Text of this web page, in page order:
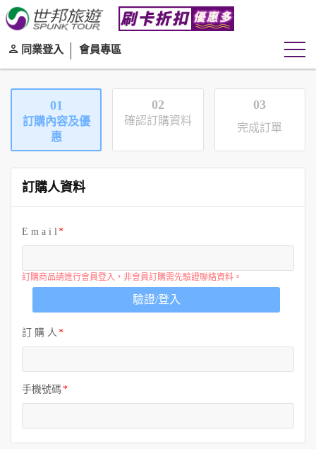
同業登入 會員專區
01
訂購內容及優
惠
02
確認訂購資料
03
完成訂單
訂購人資料
E m a i l
訂購商品請進行會員登入，非會員訂購需先驗證聯絡資料。
驗證/登入
訂 購 人
手機號碼